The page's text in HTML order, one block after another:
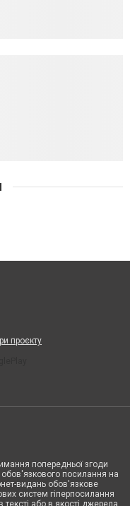
проєкту
попередньої згоди
посилання на
видань обов'язкове
систем гіперпосилання
або в якості джерела.